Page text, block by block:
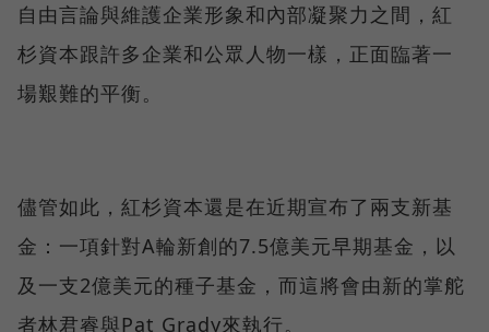
自由言論與維護企業形象和內部凝聚力之間，紅
杉資本跟許多企業和公眾人物一樣，正面臨著一
場艱難的平衡。
儘管如此，紅杉資本還是在近期宣布了兩支新基
金：一項針對A輪新創的7.5億美元早期基金，以
及一支2億美元的種子基金，而這將會由新的掌舵
者林君睿與Pat Grady來執行。